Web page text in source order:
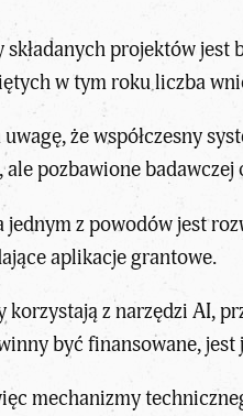
projektówjest
w tym roku liczba
że współczesny
ale pozbawionebadawczej
jednym z powodów jest
aplikacje grantowe.
korzystają z narzędzi AI,
być finansowane, jest
mechanizmy